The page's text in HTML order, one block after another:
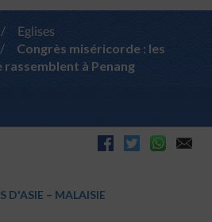
/
Eglises
/
Congrès miséricorde : les
rassemblent à Penang
D'ASIE – MALAISIE